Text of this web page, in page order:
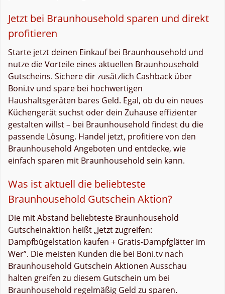
Jetzt bei Braunhousehold sparen und direkt
profitieren
Starte jetzt deinen Einkauf bei Braunhousehold und
nutze die Vorteile eines aktuellen Braunhousehold
Gutscheins. Sichere dir zusätzlich Cashback über
Boni.tv und spare bei hochwertigen
Haushaltsgeräten bares Geld. Egal, ob du ein neues
Küchengerät suchst oder dein Zuhause effizienter
gestalten willst – bei Braunhousehold findest du die
passende Lösung. Handel jetzt, profitiere von den
Braunhousehold Angeboten und entdecke, wie
einfach sparen mit Braunhousehold sein kann.
Was ist aktuell die beliebteste
Braunhousehold Gutschein Aktion?
Die mit Abstand beliebteste Braunhousehold
Gutscheinaktion heißt „Jetzt zugreifen:
Dampfbügelstation kaufen + Gratis-Dampfglätter im
Wer”. Die meisten Kunden die bei Boni.tv nach
Braunhousehold Gutschein Aktionen Ausschau
halten greifen zu diesem Gutschein um bei
Braunhousehold regelmäßig Geld zu sparen.